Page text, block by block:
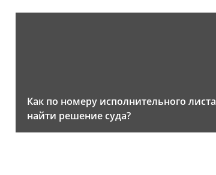
Как по номеру исполнительного листа
найти решение суда?